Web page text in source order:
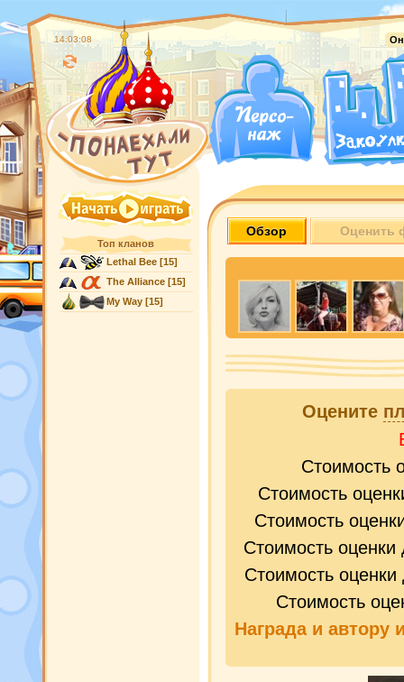
14:03:09
Топ кланов
Lethal Bee[15]
The Alliance[15]
My Way[15]
Обзор Оценить
Оцените
Стоимость
Стоимость
Стоимость
Стоимость
Стоимость
Стоимость
Награда и автору